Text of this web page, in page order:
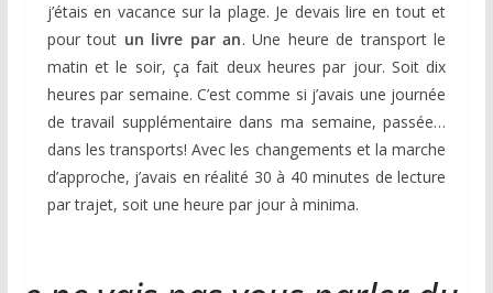
j’étais en vacance sur la plage. Je devais lire en tout et
pour tout un livre par an. Une heure de transport le
matin et le soir, ça fait deux heures par jour. Soit dix
heures par semaine. C’est comme si j’avais une journée
de travail supplémentaire dans ma semaine, passée…
dans les transports! Avec les changements et la marche
d’approche, j’avais en réalité 30 à 40 minutes de lecture
par trajet, soit une heure par jour à minima.